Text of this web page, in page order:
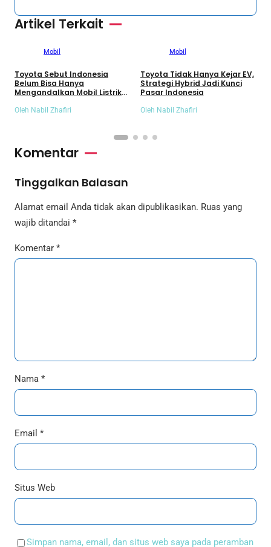
Artikel Terkait
Mobil
Toyota Sebut Indonesia
Belum Bisa Hanya
Mengandalkan Mobil Listrik
Oleh Nabil Zhafiri
Mobil
Toyota Tidak Hanya Kejar EV,
Strategi Hybrid Jadi Kunci
Pasar Indonesia
Oleh Nabil Zhafiri
Komentar
Tinggalkan Balasan
Alamat email Anda tidak akan dipublikasikan. Ruas yang
wajib ditandai *
Komentar *
Nama *
Email *
Situs Web
Simpan nama, email, dan situs web saya pada peramban